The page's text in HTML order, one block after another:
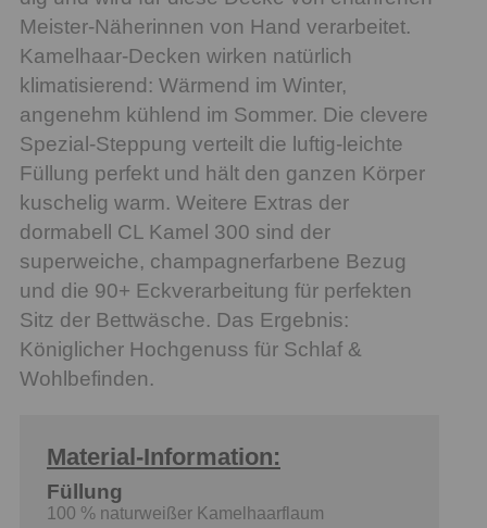
Meister-Näherinnen von Hand verarbeitet.
Kamelhaar-Decken wirken natürlich
klimatisierend: Wärmend im Winter,
angenehm kühlend im Sommer. Die clevere
Spezial-Steppung verteilt die luftig-leichte
Füllung perfekt und hält den ganzen Körper
kuschelig warm. Weitere Extras der
dormabell CL Kamel 300 sind der
superweiche, champagnerfarbene Bezug
und die 90+ Eckverarbeitung für perfekten
Sitz der Bettwäsche. Das Ergebnis:
Königlicher Hochgenuss für Schlaf &
Wohlbefinden.
Material-Information:
Füllung
100 % naturweißer Kamelhaarflaum